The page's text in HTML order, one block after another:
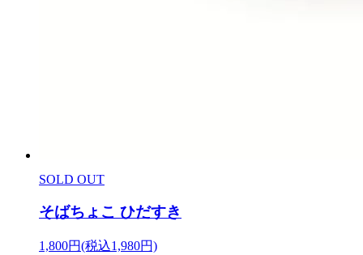
SOLD OUT
そばちょこ ひだすき
1,800円(税込1,980円)